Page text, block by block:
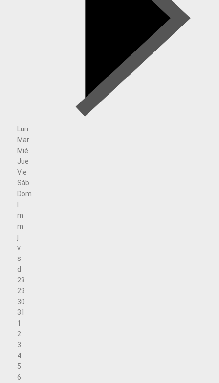
Lun
Mar
Mié
Jue
Vie
Sáb
Dom
m
m
j
v
s
d
28
29
30
31
1
2
3
4
5
6